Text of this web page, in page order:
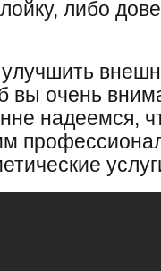
либо
вы очень
надеемся,